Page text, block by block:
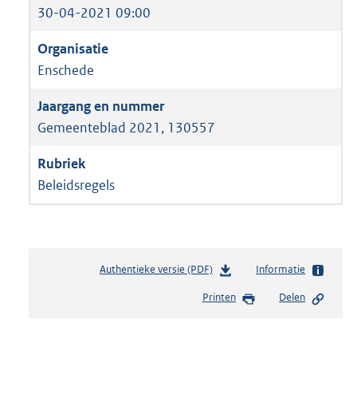
30-04-2021 09:00
Enschede
Gemeenteblad 2021, 130557
Beleidsregels
Authentieke versie (PDF)b
s
Informatie
Printen Delen